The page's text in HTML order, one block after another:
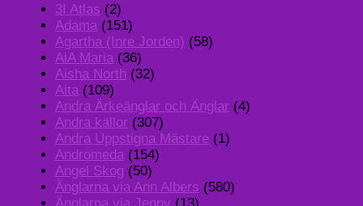
3I Atlas (2)
Adama (151)
Agartha (Inre Jorden) (58)
AiA Maria (36)
Aisha North (32)
Aita (109)
Andra Ärkeänglar och Änglar (4)
Andra källor (307)
Andra Uppstigna Mästare (1)
Andromeda (154)
Angel Skog (50)
Änglarna via Ann Albers (580)